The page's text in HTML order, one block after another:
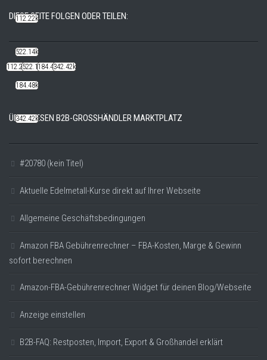
DIESE SEITE FOLGEN ODER TEILEN:
112.22k522.14k184.48k342.42k
ÜBER DIESEN B2B-GROSSHÄNDLER MARKTPLATZ
#20780 (kein Titel)
Aktuelle Edelmetall-Kurse direkt auf Ihrer Webseite
Allgemeine Geschäftsbedingungen
Amazon FBA Gebührenrechner – FBA-Kosten, Marge & Gewinn
sofort berechnen
Amazon-FBA-Gebührenrechner Widget für deinen Blog/Webseite
Anzeige einstellen
B2B-FAQ: Restposten, Import, Export & Großhandel erklärt
112.22k
522.14k
184.48k
342.42k